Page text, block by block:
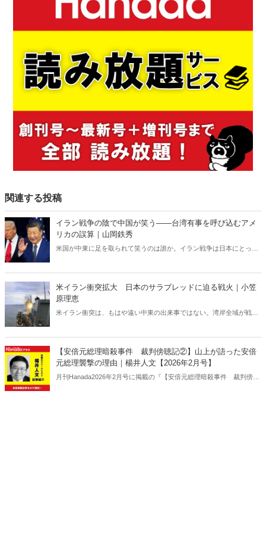
関連する投稿
イラン戦争の陰で中国が笑う――台湾有事を呼び込むアメ
リカの誤算｜山岡鉄秀
米国が中東に足を取られて笑うのは誰か。イラン戦争は日本にとって
米イラン衝突拡大 日本のサラブレッドに迫る戦火｜小笠
原理恵
米イラン衝突は、もはや遠い中東の出来事ではない。湾岸全域が戦域
題がある。邦人保護は万全なのか。そして、国際舞台に立つ日本のサ
ラブレッドの安全は守られるのか。戦火は思わぬところに影を落とし
ている――。
【安倍元総理暗殺事件 裁判傍聴記②】山上が語った安倍
元総理襲撃の理由｜楊井人文【2026年2月号】
月刊Hanada2026年2月号に掲載の『【安倍元総理暗殺事件 裁判傍聴